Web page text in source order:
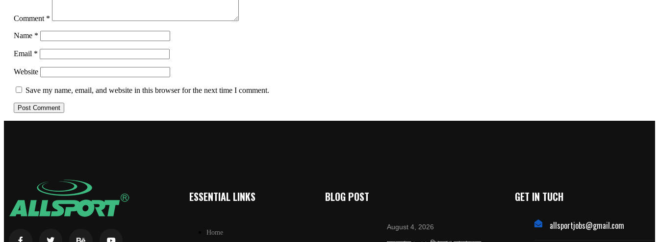
Comment *
Name *
Email *
Website
Save my name, email, and website in this browser for the next time I comment.
ESSENTIAL LINKS
Home
BLOG POST
August 4, 2026
GET IN TUCH
allsportjobs@gmail.com